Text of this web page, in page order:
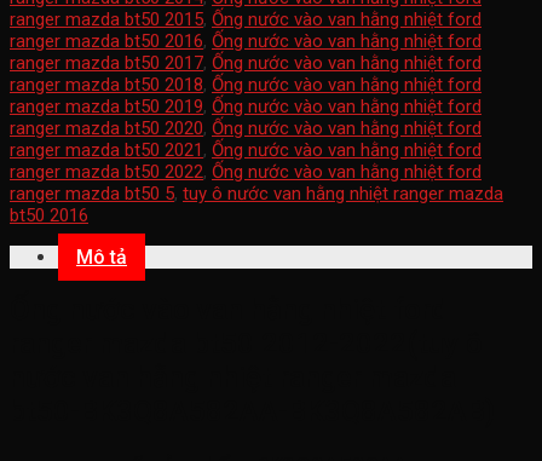
ranger mazda bt50 2015, Ống nước vào van hằng nhiệt ford
ranger mazda bt50 2016, Ống nước vào van hằng nhiệt ford
ranger mazda bt50 2017, Ống nước vào van hằng nhiệt ford
ranger mazda bt50 2018, Ống nước vào van hằng nhiệt ford
ranger mazda bt50 2019, Ống nước vào van hằng nhiệt ford
ranger mazda bt50 2020, Ống nước vào van hằng nhiệt ford
ranger mazda bt50 2021 , Ống nước vào van hằng nhiệt ford
ranger mazda bt50 2022, Ống nước vào van hằng nhiệt ford
ranger mazda bt50 5, tuy ô nước van hằng nhiệt ranger mazda
bt50 2016
Mô tả